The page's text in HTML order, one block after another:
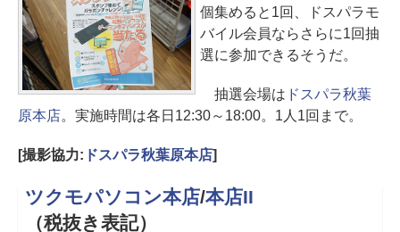
個集めると1回、ドスパラモ
バイル会員ならさらに1回抽
選に参加できるそうだ。
抽選会場は ドスパラ秋葉
原本店。実施時間は各日12:30～18:00。1人1回まで。
[撮影協力: ドスパラ秋葉原本店]
ツクモパソコン本店/本店II
（税抜き表記）